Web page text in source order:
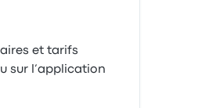
et tarifs
sur l’application